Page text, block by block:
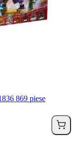
869 piese